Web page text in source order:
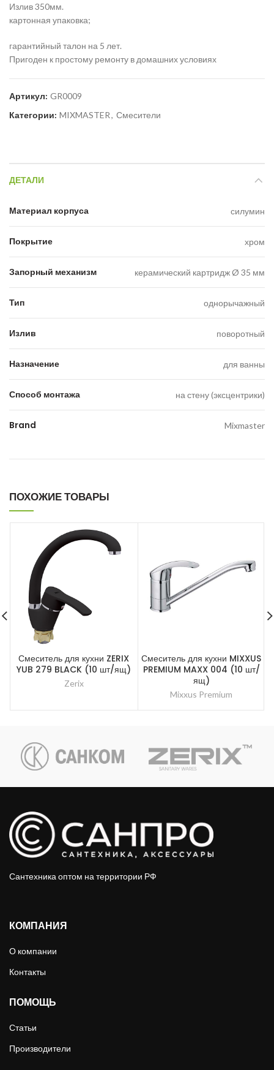
Излив 350мм.
картонная упаковка;
гарантийный талон на 5 лет.
Пригоден к простому ремонту в домашних условиях
Артикул: GR0009
Категории: MIXMASTER, Смесители
ДЕТАЛИ
Материал корпуса силумин
Покрытие хром
Запорный механизм керамический картридж Ø 35 мм
Тип однорычажный
Излив поворотный
Назначение для ванны
Способ монтажа на стену (эксцентрики)
Brand Mixmaster
ПОХОЖИЕ ТОВАРЫ
Смеситель для кухни ZERIX
YUB 279 BLACK (10 шт/ящ)
Zerix
Смеситель для кухни MIXXUS
PREMIUM MAXX 004 (10 шт/
ящ)
Mixxus Premium
Сантехника оптом на территории РФ
КОМПАНИЯ
О компании
Контакты
ПОМОЩЬ
Статьи
Производители